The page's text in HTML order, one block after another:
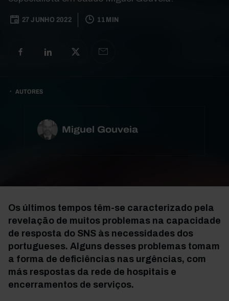
27 JUNHO 2022 11 MIN
AUTORES
Miguel Gouveia
Os últimos tempos têm-se caracterizado pela
revelação de muitos problemas na capacidade
de resposta do SNS às necessidades dos
portugueses. Alguns desses problemas tomam
a forma de deficiências nas urgências, com
más respostas da rede de hospitais e
encerramentos de serviços.